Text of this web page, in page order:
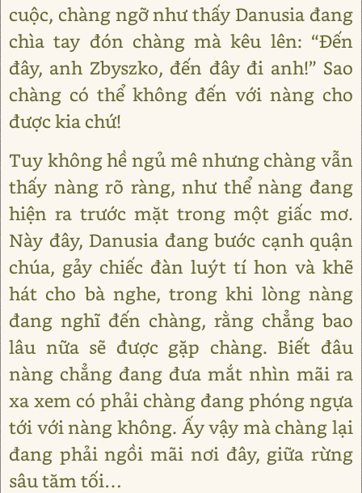
cuộc, chàng ngỡ như thấy Danusia đang
chìa tay đón chàng mà kêu lên: “Đến
đây, anh Zbyszko, đến đây đi anh!” Sao
chàng có thể không đến với nàng cho
được kia chứ!
Tuy không hề ngủ mê nhưng chàng vẫn
thấy nàng rõ ràng, như thể nàng đang
hiện ra trước mặt trong một giấc mơ.
Này đây, Danusia đang bước cạnh quận
chúa, gảy chiếc đàn luýt tí hon và khẽ
hát cho bà nghe, trong khi lòng nàng
đang nghĩ đến chàng, rằng chẳng bao
lâu nữa sẽ được gặp chàng. Biết đâu
nàng chẳng đang đưa mắt nhìn mãi ra
xa xem có phải chàng đang phóng ngựa
tới với nàng không. Ấy vậy mà chàng lại
đang phải ngồi mãi nơi đây, giữa rừng
sâu tăm tối…